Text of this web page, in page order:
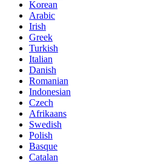
Korean
Arabic
Irish
Greek
Turkish
Italian
Danish
Romanian
Indonesian
Czech
Afrikaans
Swedish
Polish
Basque
Catalan